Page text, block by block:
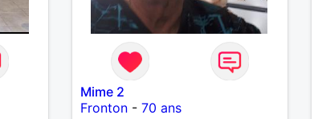
que
Mime 2
Fronton- 70 ans